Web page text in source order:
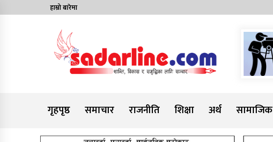
to
हाम्रो बारेमा
Sadarline
गृहपृष्ठ
समाचार राजनीति शिक्षा अर्थ सामाजिक